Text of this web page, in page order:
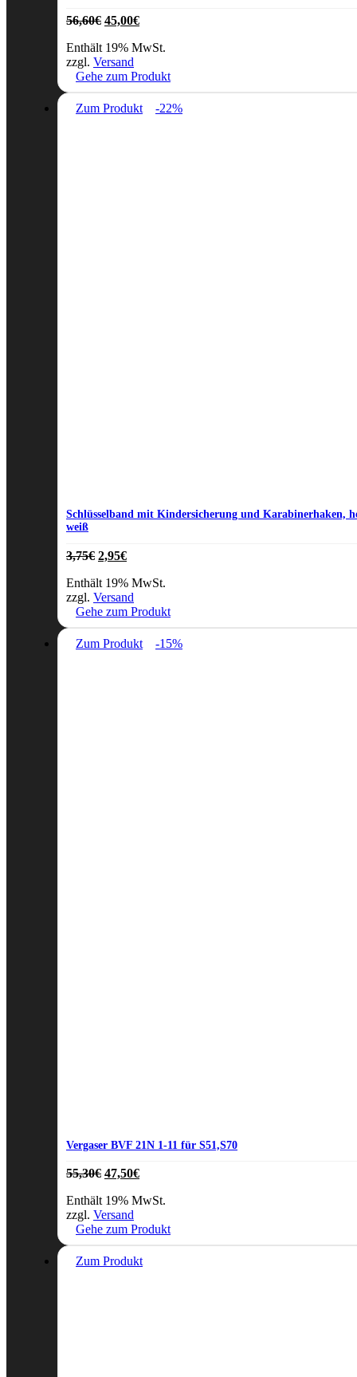
56,60€ Ursprünglicher
war:
56,60€
45,00€Aktueller
ist:
Enthält 19% MwSt.
zzgl. Versand
Gehe zum Produkt
Zum Produkt -22%
Schlüsselband mit Kindersicherung und Karabinerhaken,
weiß
3,75€ Ursprünglicher
war:
3,75€
2,95€Aktueller
ist:
2,95€.
Enthält 19% MwSt.
zzgl. Versand
Gehe zum Produkt
Zum Produkt -15%
Vergaser BVF 21N 1-11 für S51,S70
55,30€ Ursprünglicher
war:
55,30€
47,50€Aktueller
ist:
Enthält 19% MwSt.
zzgl. Versand
Gehe zum Produkt
Zum Produkt